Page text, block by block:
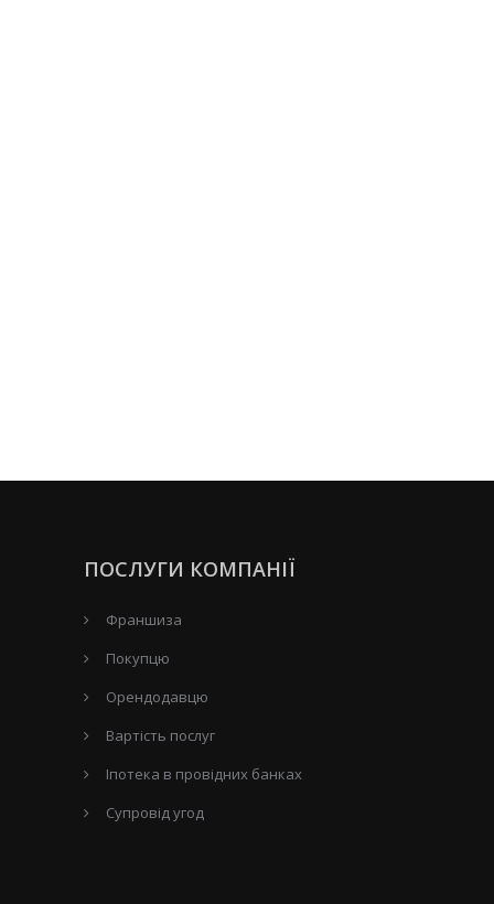
ПОСЛУГИ КОМПАНІЇ
Франшиза
Покупцю
Орендодавцю
Вартість послуг
Іпотека в провідних банках
Супровід угод